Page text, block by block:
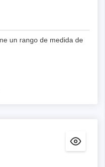
un rango de medida de